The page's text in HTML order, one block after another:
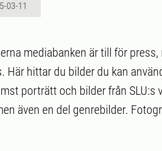
03-11
mediabanken är till för press,
Här hittar du bilder du kan
porträtt och bilder från SLU:s
även en del genrebilder.